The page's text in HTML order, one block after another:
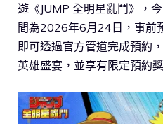
遊《JUMP 全明星亂鬥》，
間為2026年6月24日，事前
即可透過官方管道完成預約
英雄盛宴，並享有限定預約